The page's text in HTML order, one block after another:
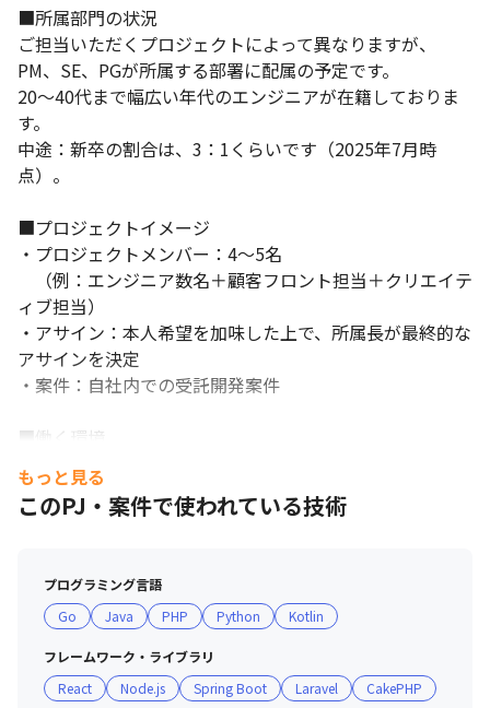
■所属部門の状況
ご担当いただくプロジェクトによって異なりますが、
PM、SE、PGが所属する部署に配属の予定です。
20～40代まで幅広い年代のエンジニアが在籍しておりま
す。
中途：新卒の割合は、3：1くらいです（2025年7月時
点）。
■プロジェクトイメージ
・プロジェクトメンバー：4～5名
（例：エンジニア数名＋顧客フロント担当＋クリエイテ
ィブ担当）
・アサイン：本人希望を加味した上で、所属長が最終的な
アサインを決定
・案件：自社内での受託開発案件
■働く環境
【全国各地からフルリモート勤務】
出張として東京本社やお客様企業へ訪問いただく場合も
ございますが、日本全国からフルリモートで勤務いただく
【プロジェクトに応じてOSも選択可】
基本の支給PCはWindowsですが、担当いただくプロジ
ェクトに応じてMacも支給しています
【フレックス勤務制度】
もっと見る
このPJ・案件で使われている技術
プログラミング言語
Go
Java PHP Python Kotlin
フレームワーク・ライブラリ
React
Node.js Spring Boot Laravel CakePHP